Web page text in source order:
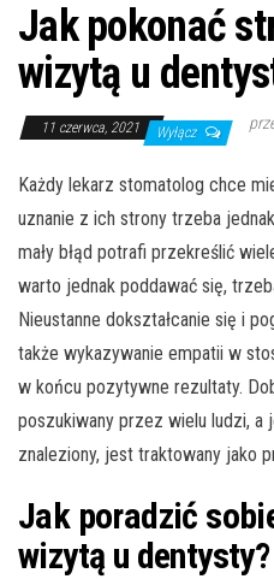
Jak pokonać
wizytą u
11 czerwca, 2021 Wyłącz
Każdy lekarz stomatolog chce
uznanie z ich strony trzeba
mały błąd potrafi przekreślić
warto jednak poddawać się,
Nieustanne dokształcanie się i
także wykazywanie empatii w
w końcu pozytywne rezultaty.
poszukiwany przez wielu ludzi, a
znaleziony, jest traktowany jako
Jak poradzić
wizytą u dentysty?